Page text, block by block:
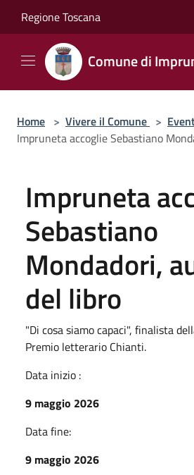
Regione Toscana
Comune di
Home > Vivere il Comune >
Impruneta accoglie Sebastiano
Impruneta
Sebastiano
Mondadori,
del libro
"Di cosa siamo capaci", finalista
Premio letterario Chianti.
Data inizio :
9 maggio 2026
Data fine:
9 maggio 2026